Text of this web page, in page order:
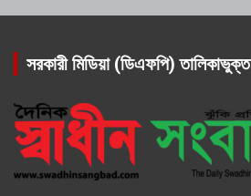
সরকারী মিডিয়া (ডিএফপি) তালিকাভুক্ত